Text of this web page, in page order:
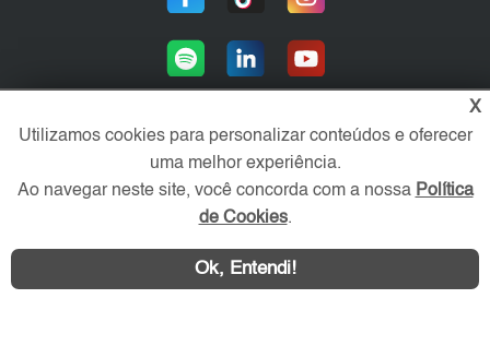
WhatsApp Contatar
Área exclusiva aos anunciantes,
acesse sua conta:
X
Utilizamos cookies para personalizar conteúdos e oferecer
uma melhor experiência.
Ao navegar neste site, você concorda com a nossa Política
de Cookies.
Ok, Entendi!